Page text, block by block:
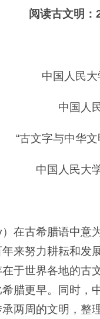
阅读古文明
中国人民
中国人
“古文字与中华
中国人民大
在古希腊语中意为
来努力耕耘和发
于世界各地的古
腊更早。同时，
两周的文明，整